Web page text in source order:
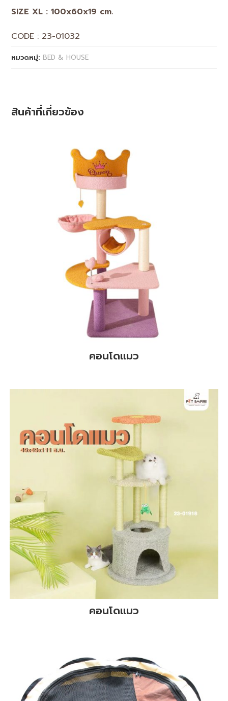
SIZE XL : 100x60x19 cm.
CODE : 23-01032
หมวดหมู่: BED & HOUSE
สินค้าที่เกี่ยวข้อง
คอนโดแมว
คอนโดแมว